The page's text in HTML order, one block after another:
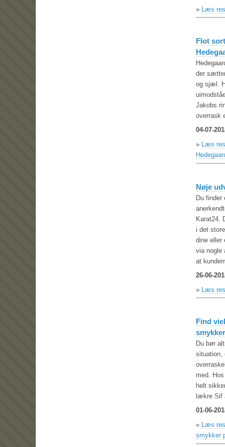
» Læs
Flot
der
og sjæl.
Jakobs
overrask
04-07-
» Læs
Nøje
Du
Karat24.
i det
dine eller
via nogle
at
26-06-
» Læs
Find
Du bør
situation,
med.
helt
lækre Sif
01-06-
» Læs
smykker